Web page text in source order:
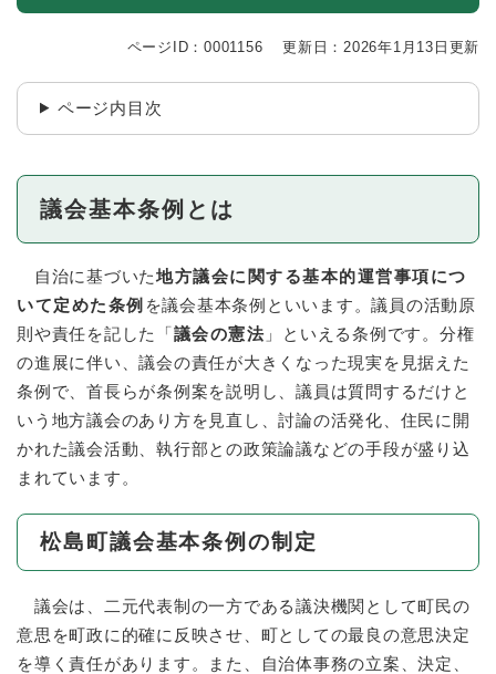
ページID：0001156 更新日：2026年1月13日更新
ページ内目次
議会基本条例とは
自治に基づいた地方議会に関する基本的運営事項につ
いて定めた条例 を議会基本条例といいます。議員の活動原
則や責任を記した「議会の憲法 」といえる条例です。分権
の進展に伴い、議会の責任が大きくなった現実を見据えた
条例で、首長らが条例案を説明し、議員は質問するだけと
いう地方議会のあり方を見直し、討論の活発化、住民に開
かれた議会活動、執行部との政策論議などの手段が盛り込
まれています。
松島町議会基本条例の制定
議会は、二元代表制の一方である議決機関として町民の
意思を町政に的確に反映させ、町としての最良の意思決定
を導く責任があります。また、自治体事務の立案、決定、